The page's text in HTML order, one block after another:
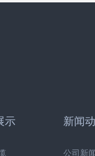
示 新闻
公司新